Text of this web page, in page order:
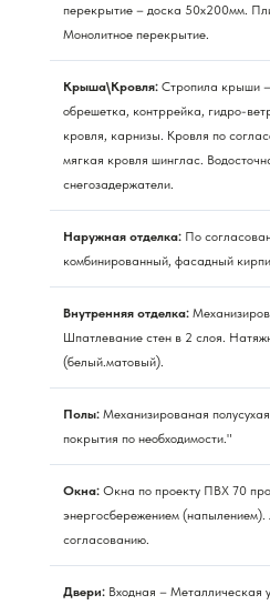
перекрытие – доска 50х200мм.
Монолитное перекрытие.
Крыша\Кровля: Стропила крыши
обрешетка, контррейка, гидро-
кровля, карнизы. Кровля по
мягкая кровля шинглас.
снегозадержатели.
Наружная отделка: По
комбинированный, фасадный
Внутренняя отделка:
Шпатлевание стен в 2 слоя.
(белый.матовый).
Полы: Механизированая
покрытия по необходимости."
Окна: Окна по проекту ПВХ 70
энергосбережением
согласованию.
Двери: Входная – Металлическая